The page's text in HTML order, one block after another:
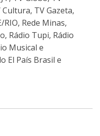
TV Gazeta,
RIO, Rede Minas,
Rádio Tupi, Rádio
Musical e
El País Brasil e